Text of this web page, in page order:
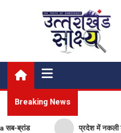
Uttarakhand
My News Portal
Breaking News
प्रदेश में नकली